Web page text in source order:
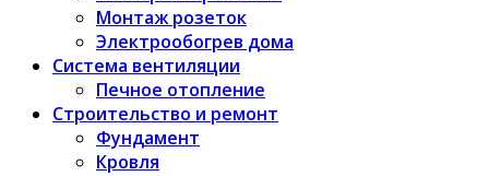
Монтаж розеток
Электрообогрев дома
Система вентиляции
Печное отопление
Строительство и ремонт
Фундамент
Кровля